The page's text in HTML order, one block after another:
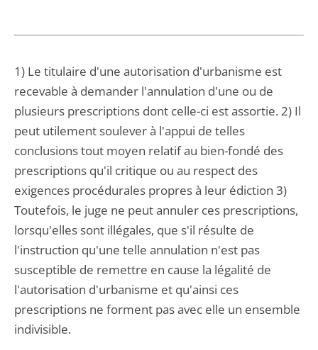
1) Le titulaire d'une autorisation d'urbanisme est
recevable à demander l'annulation d'une ou de
plusieurs prescriptions dont celle-ci est assortie. 2) Il
peut utilement soulever à l'appui de telles
conclusions tout moyen relatif au bien-fondé des
prescriptions qu'il critique ou au respect des
exigences procédurales propres à leur édiction 3)
Toutefois, le juge ne peut annuler ces prescriptions,
lorsqu'elles sont illégales, que s'il résulte de
l'instruction qu'une telle annulation n'est pas
susceptible de remettre en cause la légalité de
l'autorisation d'urbanisme et qu'ainsi ces
prescriptions ne forment pas avec elle un ensemble
indivisible.